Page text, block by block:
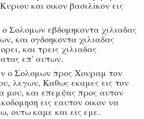
και οικον βασιλικον εις
Σολομων εβδομηκοντα χιλιαδας
και ογδοηκοντα χιλιαδας
και τρεις χιλιαδας
επ' αυτων.
ο Σολομων προς Χουραμ τον
λεγων, Καθως εκαμες εις τον
μου, και επεμψας προς αυτον
εις εαυτον οικον να
ουτω καμε και εις εμε.